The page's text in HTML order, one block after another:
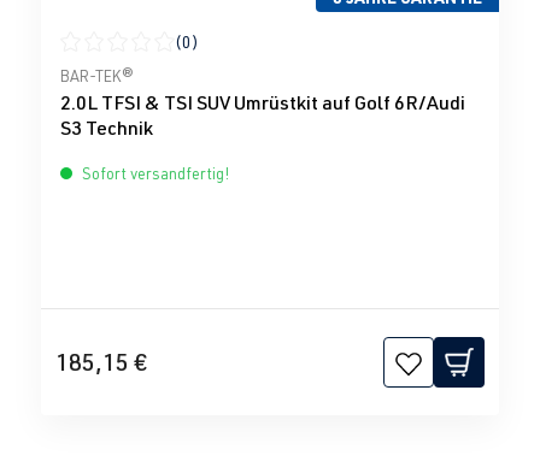
Durchschnittliche Bewertung von 0 von 5 Sternen
(0)
BAR-TEK®
2.0L TFSI & TSI SUV Umrüstkit auf Golf 6R/Audi
S3 Technik
Sofort versandfertig!
185,15 €